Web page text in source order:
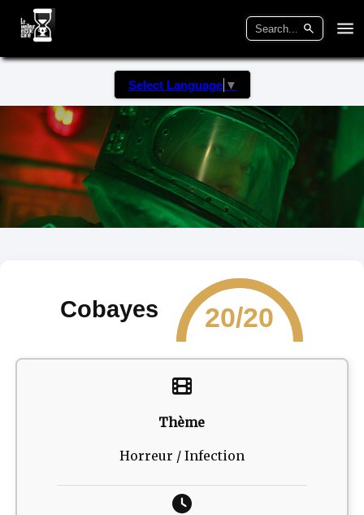
Select Language ▼
Cobayes 20/20
Thème
Horreur / Infection